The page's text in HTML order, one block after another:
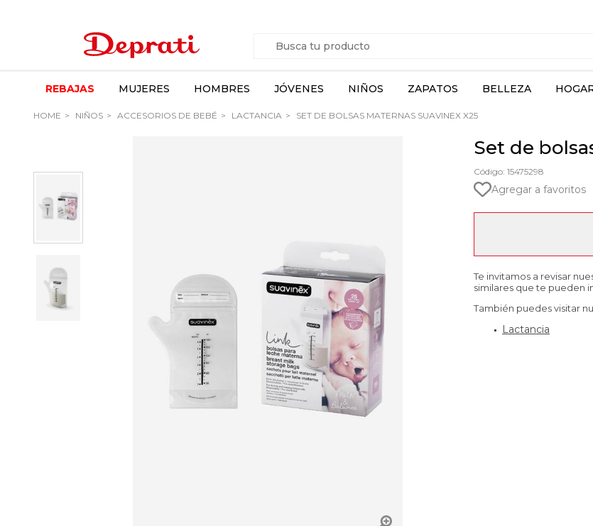
REBAJAS MUJERES HOMBRES JÓVENES NIÑOS ZAPATOS BELLEZA
HOME NIÑOS ACCESORIOS DE BEBÉ LACTANCIA SET DE BOLSAS MATERNAS SUAVINEX X25
Set de
Código: 15475298
Agregar a favoritos
Te invitamos a revisar
similares que te pueden
También puedes visitar
Lactancia